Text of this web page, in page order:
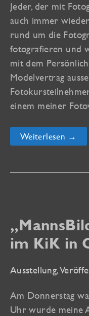
Jeder, der mit
auch immer
rund um die
fotografieren und
mit dem
Modelvertrag
einem meiner
Fokus
Fotorecht
Weiterlesen →
im KiK in
Ausstellung,
Am Donnerstag
Uhr wurde meine